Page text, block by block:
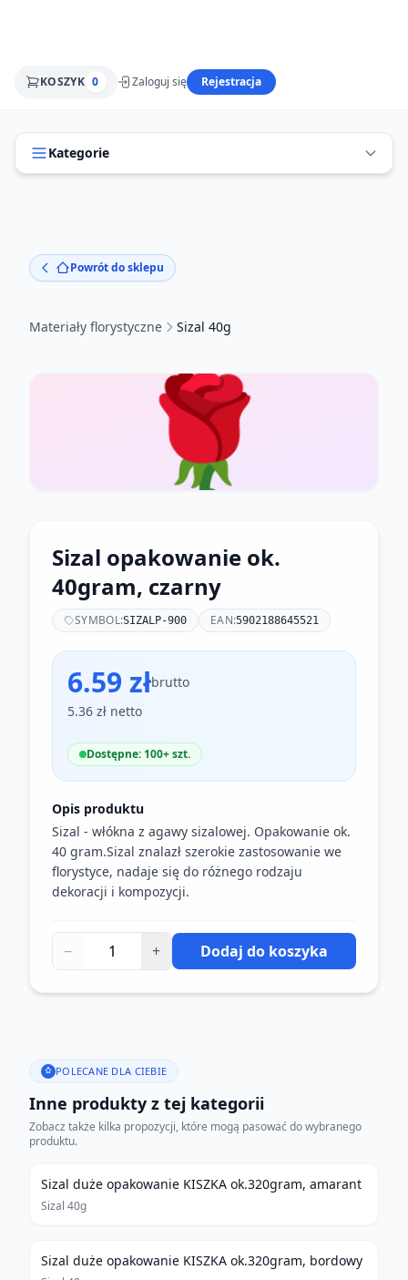
KOSZYK 0 Zaloguj się Rejestracja
Kategorie
Powrót do sklepu
Materiały florystyczne Sizal 40g
🌹
Sizal opakowanie ok.
40gram, czarny
SYMBOL:SIZALP-900 EAN:5902188645521
6.59 złbrutto
5.36 zł netto
Dostępne: 100+ szt.
Opis produktu
Sizal - włókna z agawy sizalowej. Opakowanie ok.
40 gram.Sizal znalazł szerokie zastosowanie we
florystyce, nadaje się do różnego rodzaju
dekoracji i kompozycji.
− + Dodaj do koszyka
POLECANE DLA CIEBIE
Inne produkty z tej kategorii
Zobacz także kilka propozycji, które mogą pasować do wybranego
produktu.
Sizal duże opakowanie KISZKA ok.320gram, amarant
Sizal 40g
Sizal duże opakowanie KISZKA ok.320gram, bordowy